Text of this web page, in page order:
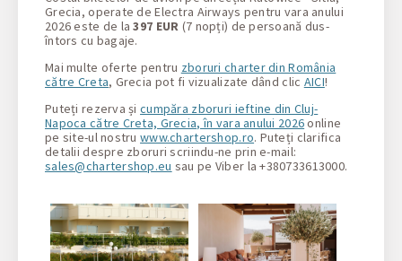
Grecia, operate de Electra Airways pentru vara anului
2026 este de la397 EUR (7 nopți) de persoană dus-
întors cu bagaje.
Mai multe oferte pentru zboruri charter din România
către Creta, Grecia pot fi vizualizate dând clic AICI!
Puteți rezerva șicumpăra zboruri ieftine din Cluj-
Napoca către Creta, Grecia, în vara anului 2026online
pe site-ul nostruwww.chartershop.ro. Puteți clarifica
detalii despre zboruri scriindu-ne prin e-mail:
sales@chartershop.eu sau pe Viber la +380733613000.